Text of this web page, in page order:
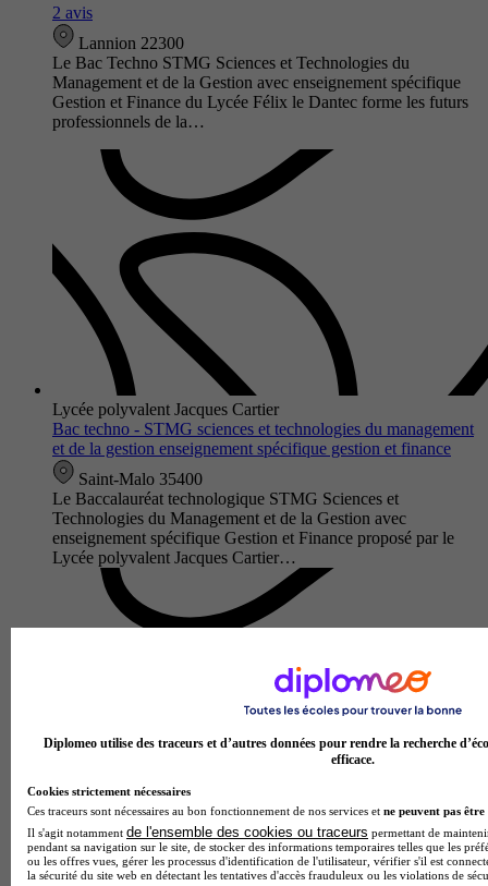
2 avis
Lannion 22300
Le Bac Techno STMG Sciences et Technologies du
Management et de la Gestion avec enseignement spécifique
Gestion et Finance du Lycée Félix le Dantec forme les futurs
professionnels de la…
Lycée polyvalent Jacques Cartier
Bac techno - STMG sciences et technologies du management
et de la gestion enseignement spécifique gestion et finance
Saint-Malo 35400
Le Baccalauréat technologique STMG Sciences et
Technologies du Management et de la Gestion avec
enseignement spécifique Gestion et Finance proposé par le
Lycée polyvalent Jacques Cartier…
Lycée polyvalent Institution Saint-Malo La Providence
Bac techno - STMG sciences et technologies du management
et de la gestion enseignement spécifique gestion et finance
Diplomeo utilise des traceurs et d’autres données pour rendre la recherche
efficace.
Cookies strictement nécessaires
Ces traceurs sont nécessaires au bon fonctionnement de nos services et ne peuvent pas être
Il s'agit notamment de l'ensemble des cookies ou traceurs permettant de
pendant sa navigation sur le site, de stocker des informations temporaires telles que les
ou les offres vues, gérer les processus d'identification de l'utilisateur, vérifier s'il est
la sécurité du site web en détectant les tentatives d'accès frauduleux ou les violations de